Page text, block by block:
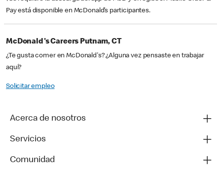
Pay está disponible en McDonald’s participantes.
McDonald's Careers Putnam, CT
¿Te gusta comer en McDonald's? ¿Alguna vez pensaste en trabajar
aquí?
Solicitar empleo
Acerca de nosotros
Servicios
Comunidad